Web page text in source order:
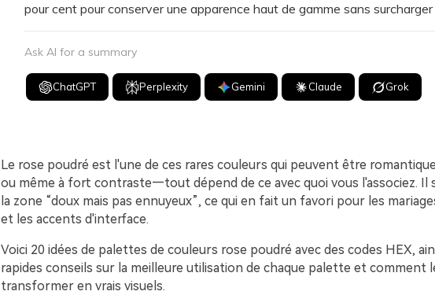
pour cent pour conserver une apparence haut de gamme sans surcharger
Ask AI for a summary
ChatGPT Perplexity Gemini Claude Grok
Le rose poudré est l'une de ces rares couleurs qui peuvent être
ou même à fort contraste—tout dépend de ce avec quoi vous l'associez. Il
la zone “doux mais pas ennuyeux”, ce qui en fait un favori pour les
et les accents d'interface.
Voici 20 idées de palettes de couleurs rose poudré avec des codes HEX,
rapides conseils sur la meilleure utilisation de chaque palette et comment
transformer en vrais visuels.